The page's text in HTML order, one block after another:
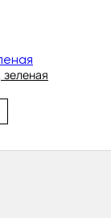
зеленая